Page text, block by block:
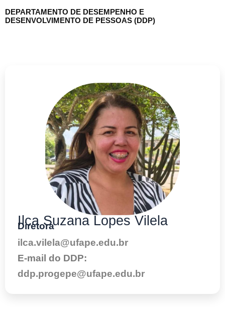
DEPARTAMENTO DE DESEMPENHO E
DESENVOLVIMENTO DE PESSOAS (DDP)
Diretora
Ilca Suzana Lopes Vilela
ilca.vilela@ufape.edu.br
E-mail do DDP:
ddp.progepe@ufape.edu.br